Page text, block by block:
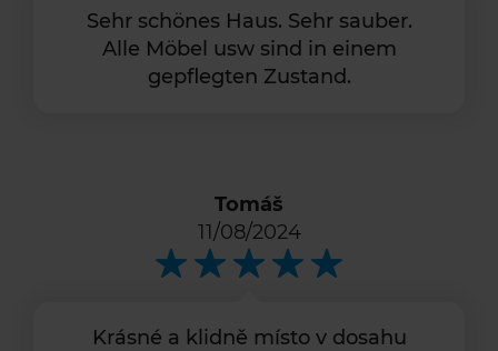
Sehr schönes Haus. Sehr sauber.
Alle Möbel usw sind in einem
gepflegten Zustand.
Krásné a klidně místo v dosahu
Tomáš
11/08/2024